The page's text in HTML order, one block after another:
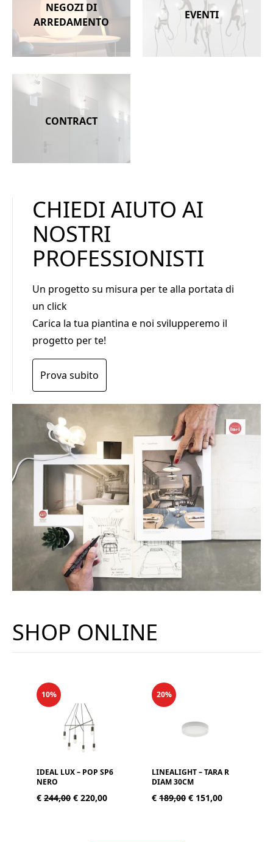
NEGOZI DI
ARREDAMENTO
EVENTI
CONTRACT
CHIEDI AIUTO AI
NOSTRI
PROFESSIONISTI
Un progetto su misura per te alla portata di
un click
Carica la tua piantina e noi svilupperemo il
progetto per te!
Prova subito
SHOP ONLINE
10%
IDEAL LUX – POP SP6
NERO
€ 244,00 € 220,00
20%
LINEALIGHT – TARA R
DIAM 30CM
€ 189,00 € 151,00